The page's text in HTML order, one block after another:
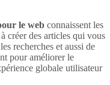
le web connaissent les
créer des articles qui vous
recherches et aussi de
pour améliorer le
globale utilisateur